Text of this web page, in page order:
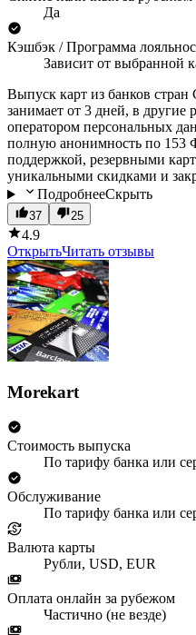
Да
Кэшбэк / Программа
Зависит от выбранной
Выпуск карт из банков
занимает от 3 дней, в другие
оператором персональных
полную анонимность по 153
поддержкой, резервными
уникальными скидками и
ПодробнееСкрыть
37 25
4.9
ОткрытьЧитать отзывы
Morekart
Стоимость выпуска
По тарифу банка или
Обслуживание
По тарифу банка или
Валюта карты
Рубли, USD, EUR
Оплата онлайн за рубежом
Частично (не везде)